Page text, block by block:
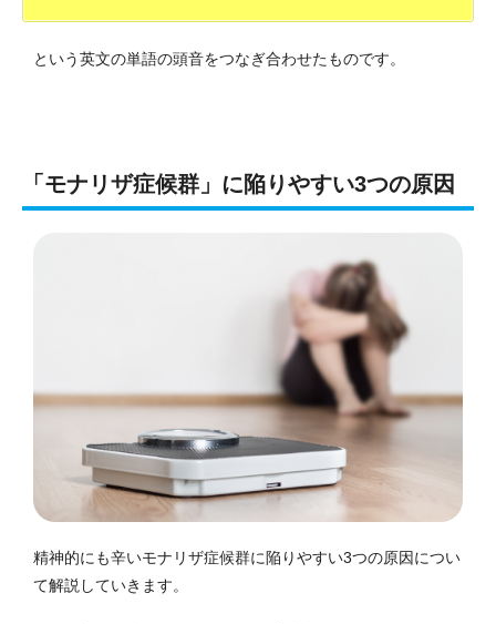
という英文の単語の頭音をつなぎ合わせたものです。
「モナリザ症候群」に陥りやすい3つの原因
精神的にも辛いモナリザ症候群に陥りやすい3つの原因につい
て解説していきます。